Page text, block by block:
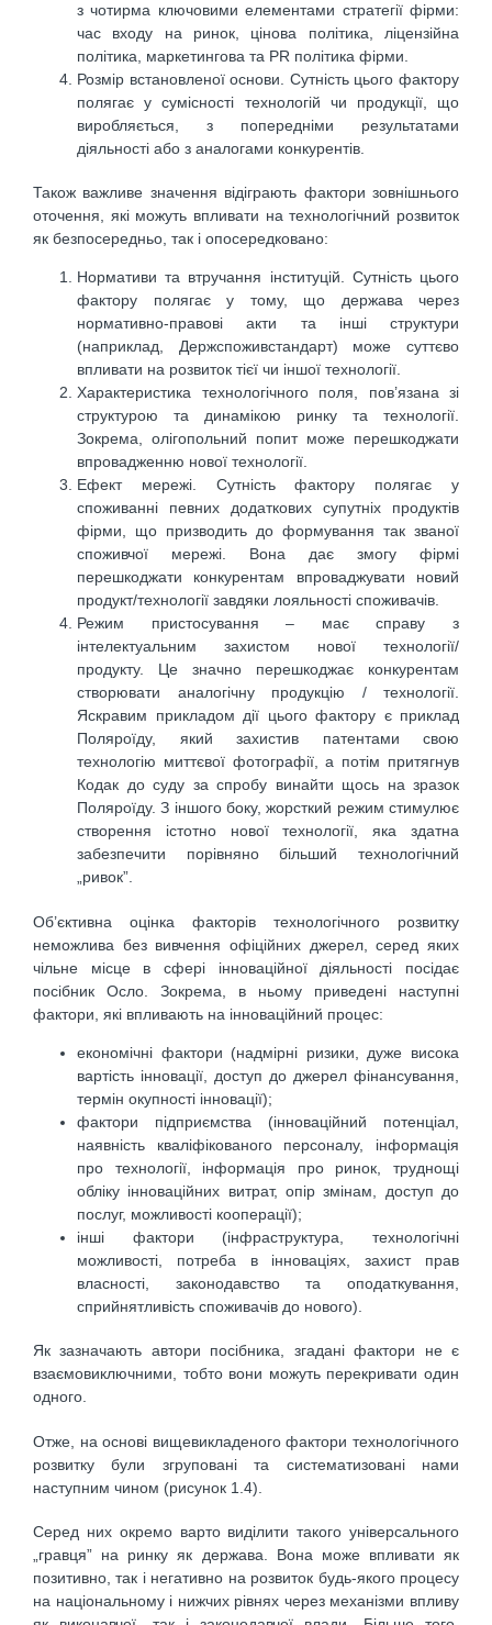
з чотирма ключовими елементами стратегії фірми:
час входу на ринок, цінова політика, ліцензійна
політика, маркетингова та PR політика фірми.
Розмір встановленої основи. Сутність цього фактору
полягає у сумісності технологій чи продукції, що
виробляється, з попередніми результатами
діяльності або з аналогами конкурентів.
Також важливе значення відіграють фактори зовнішнього
оточення, які можуть впливати на технологічний розвиток
як безпосередньо, так і опосередковано:
Нормативи та втручання інституцій. Сутність цього
фактору полягає у тому, що держава через
нормативно-правові акти та інші структури
(наприклад, Держспоживстандарт) може суттєво
впливати на розвиток тієї чи іншої технології.
Характеристика технологічного поля, пов’язана зі
структурою та динамікою ринку та технології.
Зокрема, олігопольний попит може перешкоджати
впровадженню нової технології.
Ефект мережі. Сутність фактору полягає у
споживанні певних додаткових супутніх продуктів
фірми, що призводить до формування так званої
споживчої мережі. Вона дає змогу фірмі
перешкоджати конкурентам впроваджувати новий
продукт/технології завдяки лояльності споживачів.
Режим пристосування – має справу з
інтелектуальним захистом нової технології/
продукту. Це значно перешкоджає конкурентам
створювати аналогічну продукцію / технології.
Яскравим прикладом дії цього фактору є приклад
Поляроїду, який захистив патентами свою
технологію миттєвої фотографії, а потім притягнув
Кодак до суду за спробу винайти щось на зразок
Поляроїду. З іншого боку, жорсткий режим стимулює
створення істотно нової технології, яка здатна
забезпечити порівняно більший технологічний
„ривок”.
Об’єктивна оцінка факторів технологічного розвитку
неможлива без вивчення офіційних джерел, серед яких
чільне місце в сфері інноваційної діяльності посідає
посібник Осло. Зокрема, в ньому приведені наступні
фактори, які впливають на інноваційний процес:
економічні фактори (надмірні ризики, дуже висока
вартість інновації, доступ до джерел фінансування,
термін окупності інновації);
фактори підприємства (інноваційний потенціал,
наявність кваліфікованого персоналу, інформація
про технології, інформація про ринок, труднощі
обліку інноваційних витрат, опір змінам, доступ до
послуг, можливості кооперації);
інші фактори (інфраструктура, технологічні
можливості, потреба в інноваціях, захист прав
власності, законодавство та оподаткування,
сприйнятливість споживачів до нового).
Як зазначають автори посібника, згадані фактори не є
взаємовиключними, тобто вони можуть перекривати один
одного.
Отже, на основі вищевикладеного фактори технологічного
розвитку були згруповані та систематизовані нами
наступним чином (рисунок 1.4).
Серед них окремо варто виділити такого універсального
„гравця” на ринку як держава. Вона може впливати як
позитивно, так і негативно на розвиток будь-якого процесу
на національному і нижчих рівнях через механізми впливу